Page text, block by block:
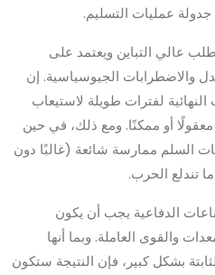
عمليات التسليم.
عالي التباين ويعتمد على
والاضطرابات الجيوسياسية. إن
لفترات طويلة لاستيعاب
أو ممكنًا. ومع ذلك، في حين
السلم ممارسة شائعة (غالبًا دون
تندلع الحرب.
الدفاعية يجب أن يكون
والقوى العاملة. وبما أنها
بشكل كبير، فإن النتيجة ستكون